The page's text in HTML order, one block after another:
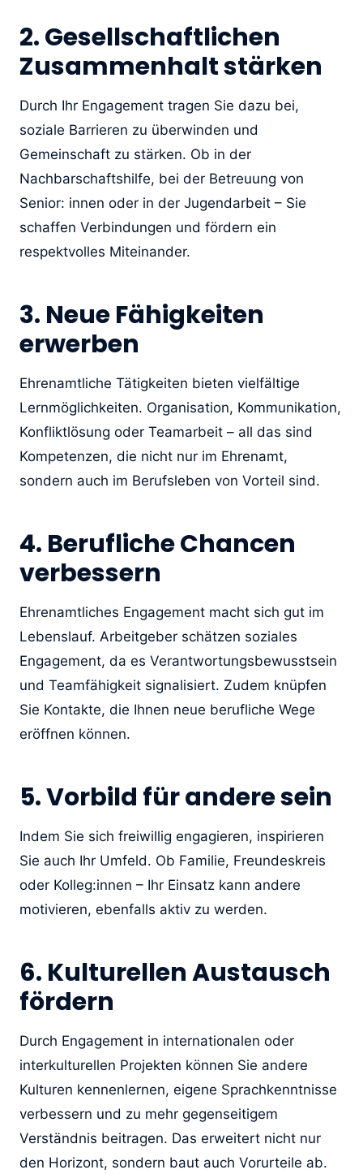
2. Gesellschaftlichen
Zusammenhalt stärken
Durch Ihr Engagement tragen Sie dazu bei,
soziale Barrieren zu überwinden und
Gemeinschaft zu stärken. Ob in der
Nachbarschaftshilfe, bei der Betreuung von
Senior: innen oder in der Jugendarbeit – Sie
schaffen Verbindungen und fördern ein
respektvolles Miteinander.
3. Neue Fähigkeiten
erwerben
Ehrenamtliche Tätigkeiten bieten vielfältige
Lernmöglichkeiten. Organisation, Kommunikation,
Konfliktlösung oder Teamarbeit – all das sind
Kompetenzen, die nicht nur im Ehrenamt,
sondern auch im Berufsleben von Vorteil sind.
4. Berufliche Chancen
verbessern
Ehrenamtliches Engagement macht sich gut im
Lebenslauf. Arbeitgeber schätzen soziales
Engagement, da es Verantwortungsbewusstsein
und Teamfähigkeit signalisiert. Zudem knüpfen
Sie Kontakte, die Ihnen neue berufliche Wege
eröffnen können.
5. Vorbild für andere sein
Indem Sie sich freiwillig engagieren, inspirieren
Sie auch Ihr Umfeld. Ob Familie, Freundeskreis
oder Kolleg:innen – Ihr Einsatz kann andere
motivieren, ebenfalls aktiv zu werden.
6. Kulturellen Austausch
fördern
Durch Engagement in internationalen oder
interkulturellen Projekten können Sie andere
Kulturen kennenlernen, eigene Sprachkenntnisse
verbessern und zu mehr gegenseitigem
Verständnis beitragen. Das erweitert nicht nur
den Horizont, sondern baut auch Vorurteile ab.